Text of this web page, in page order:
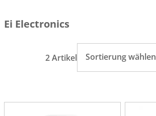
Ei Electronics
2 Artikel Sortierung wählen